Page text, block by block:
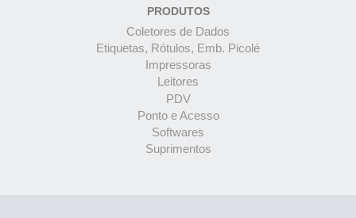
PRODUTOS
Coletores de Dados
Etiquetas, Rótulos, Emb. Picolé
Impressoras
Leitores
PDV
Ponto e Acesso
Softwares
Suprimentos